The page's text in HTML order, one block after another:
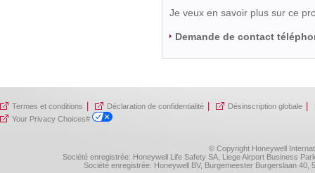
Je veux en savoir plus sur ce
Demande de contact
Termes et conditions Déclaration de confidentialité Désinscription globale
Your Privacy Choices#
© Copyright Honeywell
Société enregistrée: Honeywell Life Safety SA, Liege Airport Business
Société enregistrée: Honeywell BV, Burgemeester Burgerslaan